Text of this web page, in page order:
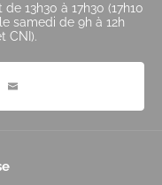
13h30 à 17h30 (17h10
samedi de 9h à 12h
CNI).